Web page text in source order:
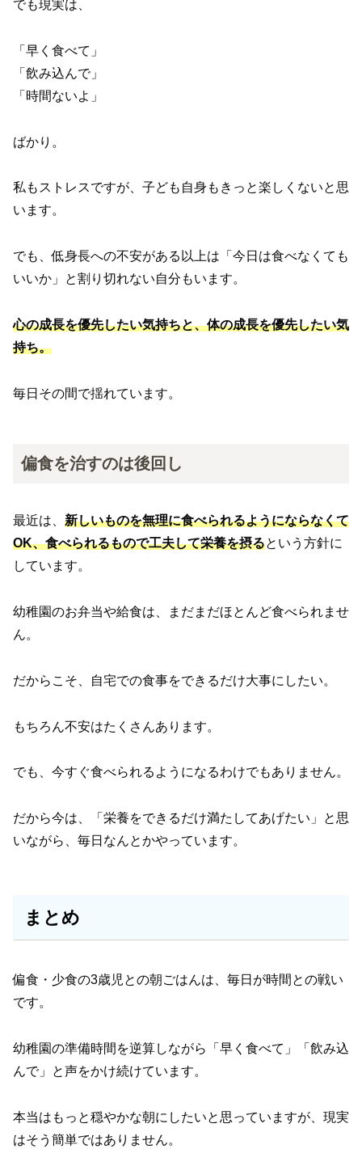
でも現実は、
「早く食べて」
「飲み込んで」
「時間ないよ」
ばかり。
私もストレスですが、子ども自身もきっと楽しくないと思
います。
でも、低身長への不安がある以上は「今日は食べなくても
いいか」と割り切れない自分もいます。
心の成長を優先したい気持ちと、体の成長を優先したい気
持ち。
毎日その間で揺れています。
偏食を治すのは後回し
最近は、 新しいものを無理に食べられるようにならなくて
OK、食べられるもので工夫して栄養を摂るという方針に
しています。
幼稚園のお弁当や給食は、まだまだほとんど食べられませ
ん。
だからこそ、自宅での食事をできるだけ大事にしたい。
もちろん不安はたくさんあります。
でも、今すぐ食べられるようになるわけでもありません。
だから今は、「栄養をできるだけ満たしてあげたい」と思
いながら、毎日なんとかやっています。
まとめ
偏食・少食の3歳児との朝ごはんは、毎日が時間との戦い
です。
幼稚園の準備時間を逆算しながら「早く食べて」「飲み込
んで」と声をかけ続けています。
本当はもっと穏やかな朝にしたいと思っていますが、現実
はそう簡単ではありません。